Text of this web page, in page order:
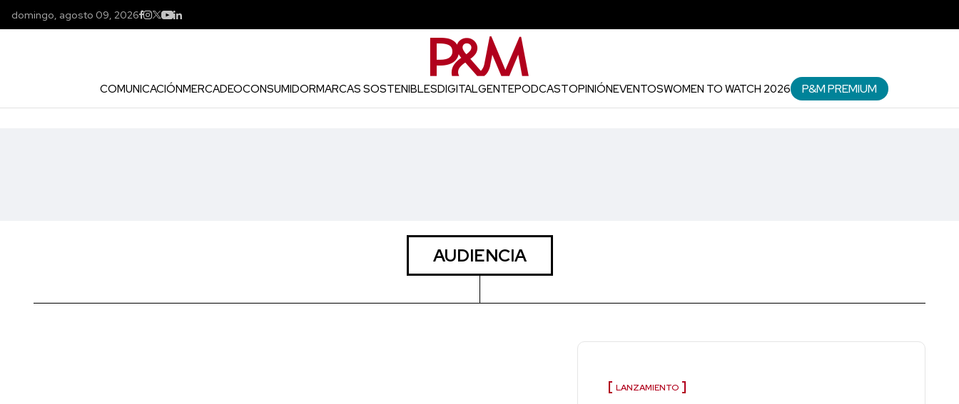
domingo, agosto 09, 2026
COMUNICACIÓNMERCADEOCONSUMIDORMARCAS SOSTENIBLESDIGITALGENTEPODCASTOPINIÓNEVENTOSWOMEN TO WATCH 2026 P&M PREMIUM
AUDIENCIA
LANZAMIENTO